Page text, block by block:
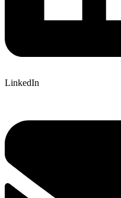
LinkedIn